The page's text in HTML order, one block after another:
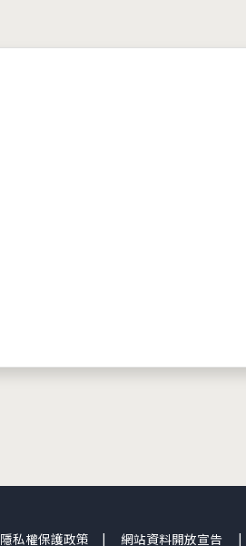
隱私權保護政策 | 網站資料開放宣告 |